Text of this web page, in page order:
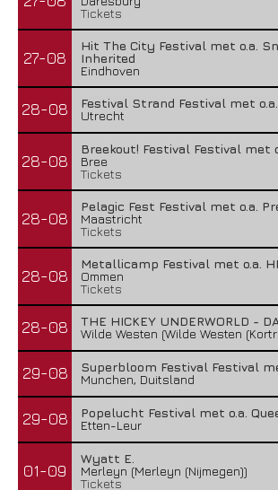
Tickets
27-08
Hit The City Festival met o.a.
Inherited
Eindhoven
28-08
Festival Strand Festival met
Utrecht
28-08
Breekout! Festival Festival met
Bree
Tickets
28-08
Pelagic Fest Festival met o.a.
Maastricht
Tickets
28-08
Metallicamp Festival met o.a.
Ommen
Tickets
28-08
THE HICKEY UNDERWORLD -
Wilde Westen (Wilde Westen
29-08
Superbloom Festival Festival
Munchen, Duitsland
29-08
Popelucht Festival met o.a.
Etten-Leur
01-09
Wyatt E.
Merleyn (Merleyn (Nijmegen))
Tickets